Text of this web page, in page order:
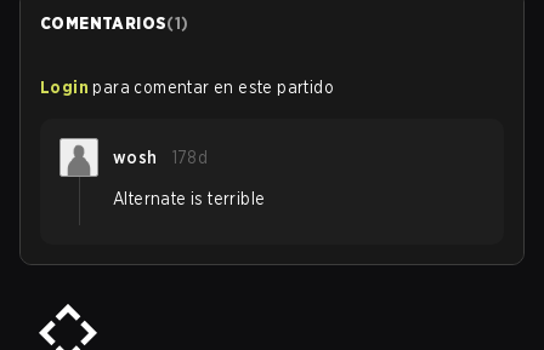
COMENTARIOS(1)
Login para comentar en este partido
wosh 178d
Alternate is terrible